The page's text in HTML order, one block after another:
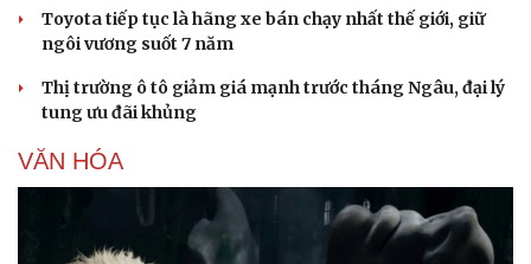
Săn Tour
Podcast
Câu chuyện thời sự
Đọc truyện đêm khuya
Toyota tiếp tục là hãng xe bán chạy nhất thế giới, giữ
ngôi vương suốt 7 năm
Thị trường ô tô giảm giá mạnh trước tháng Ngâu, đại lý
tung ưu đãi khủng
VĂN HÓA